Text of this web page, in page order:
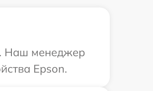
Наш менеджер
Epson.